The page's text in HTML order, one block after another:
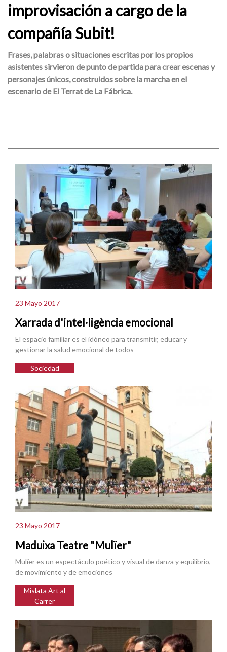
improvisación a cargo de la
compañía Subit!
Frases, palabras o situaciones escritas por los propios
asistentes sirvieron de punto de partida para crear escenas y
personajes únicos, construidos sobre la marcha en el
escenario de El Terrat de La Fábrica.
23 Mayo 2017
Xarrada d'intel·ligència emocional
El espacio familiar es el idóneo para transmitir, educar y
gestionar la salud emocional de todos
Sociedad
23 Mayo 2017
Maduixa Teatre "Mulïer"
Mulïer es un espectáculo poético y visual de danza y equilibrio,
de movimiento y de emociones
Mislata Art al
Carrer